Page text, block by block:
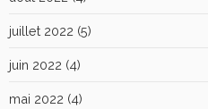
juillet 2022 (5)
juin 2022 (4)
mai 2022 (4)